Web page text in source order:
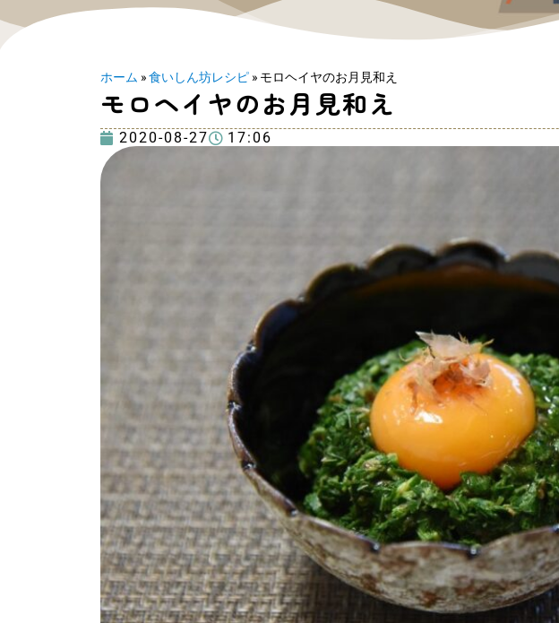
ホーム »食いしん坊レシピ » モロヘイヤのお月見和え
モロヘイヤのお月見和え
2020-08-27 17:06